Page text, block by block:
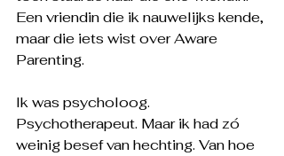
Een vriendin die ik nauwelijks kende,
maar die iets wist over Aware
Parenting.
Ik was psycholoog.
Psychotherapeut. Maar ik had zó
weinig besef van hechting. Van hoe